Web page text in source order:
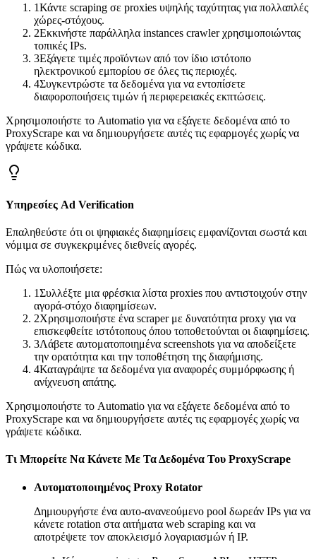
1Κάντε scraping σε proxies υψηλής ταχύτητας για πολλαπλές
χώρες-στόχους.
2Εκκινήστε παράλληλα instances crawler χρησιμοποιώντας
τοπικές IPs.
3Εξάγετε τιμές προϊόντων από τον ίδιο ιστότοπο
ηλεκτρονικού εμπορίου σε όλες τις περιοχές.
4Συγκεντρώστε τα δεδομένα για να εντοπίσετε
διαφοροποιήσεις τιμών ή περιφερειακές εκπτώσεις.
Χρησιμοποιήστε το Automatio για να εξάγετε δεδομένα από το
ProxyScrape και να δημιουργήσετε αυτές τις εφαρμογές χωρίς να
γράψετε κώδικα.
Υπηρεσίες Ad Verification
Επαληθεύστε ότι οι ψηφιακές διαφημίσεις εμφανίζονται σωστά και
νόμιμα σε συγκεκριμένες διεθνείς αγορές.
Πώς να υλοποιήσετε:
1Συλλέξτε μια φρέσκια λίστα proxies που αντιστοιχούν στην
αγορά-στόχο διαφημίσεων.
2Χρησιμοποιήστε ένα scraper με δυνατότητα proxy για να
επισκεφθείτε ιστότοπους όπου τοποθετούνται οι διαφημίσεις.
3Λάβετε αυτοματοποιημένα screenshots για να αποδείξετε
την ορατότητα και την τοποθέτηση της διαφήμισης.
4Καταγράψτε τα δεδομένα για αναφορές συμμόρφωσης ή
ανίχνευση απάτης.
Χρησιμοποιήστε το Automatio για να εξάγετε δεδομένα από το
ProxyScrape και να δημιουργήσετε αυτές τις εφαρμογές χωρίς να
γράψετε κώδικα.
Τι Μπορείτε Να Κάνετε Με Τα Δεδομένα Του ProxyScrape
Αυτοματοποιημένος Proxy Rotator
Δημιουργήστε ένα αυτο-ανανεούμενο pool δωρεάν IPs για να
κάνετε rotation στα αιτήματα web scraping και να
αποτρέψετε τον αποκλεισμό λογαριασμών ή IP.